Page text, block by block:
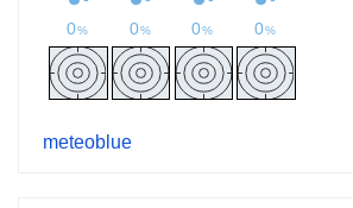
meteoblue